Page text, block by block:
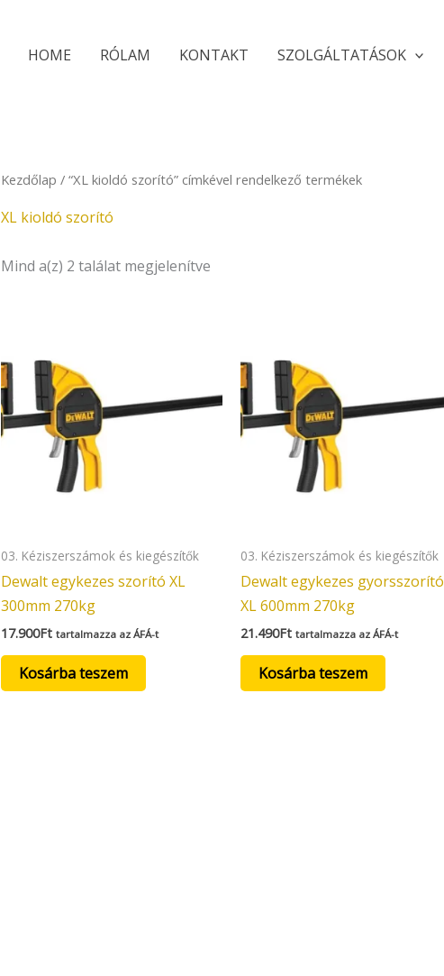
HOME RÓLAM KONTAKT SZOLGÁLTATÁSOK
Kezdőlap / “XL kioldó szorító” címkével rendelkező termékek
XL kioldó szorító
Mind a(z) 2 találat megjelenítve
03. Kéziszerszámok és kiegészítők
Dewalt egykezes szorító XL
300mm 270kg
17.900Ft tartalmazza az ÁFÁ-t
Kosárba teszem
03. Kéziszerszámok és kiegészítők
Dewalt egykezes gyorsszorító
XL 600mm 270kg
21.490Ft tartalmazza az ÁFÁ-t
Kosárba teszem